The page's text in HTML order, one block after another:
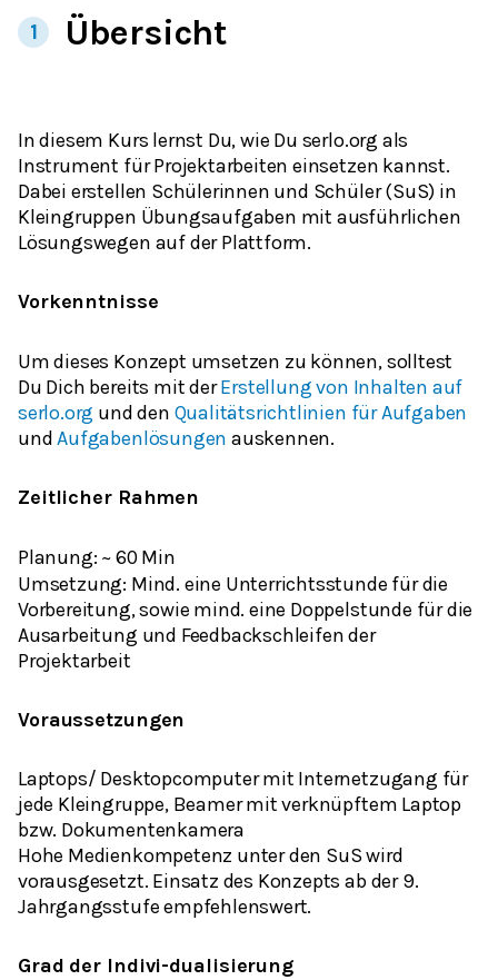
1 Übersicht
In diesem Kurs lernst Du, wie Du serlo.org als
Instrument für Projektarbeiten einsetzen kannst.
Dabei erstellen Schülerinnen und Schüler (SuS) in
Kleingruppen Übungsaufgaben mit ausführlichen
Lösungswegen auf der Plattform.
Vorkenntnisse
Um dieses Konzept umsetzen zu können, solltest
Du Dich bereits mit derErstellung von Inhalten auf
serlo.org und den Qualitätsrichtlinien für Aufgaben
undAufgabenlösungen auskennen.
Zeitlicher Rahmen
Planung: ~ 60 Min
Umsetzung: Mind. eine Unterrichtsstunde für die
Vorbereitung, sowie mind. eine Doppelstunde für die
Ausarbeitung und Feedbackschleifen der
Projektarbeit
Voraussetzungen
Laptops/ Desktopcomputer mit Internetzugang für
jede Kleingruppe, Beamer mit verknüpftem Laptop
bzw. Dokumentenkamera
Hohe Medienkompetenz unter den SuS wird
vorausgesetzt. Einsatz des Konzepts ab der 9.
Jahrgangsstufe empfehlenswert.
Grad der Indivi-dualisierung